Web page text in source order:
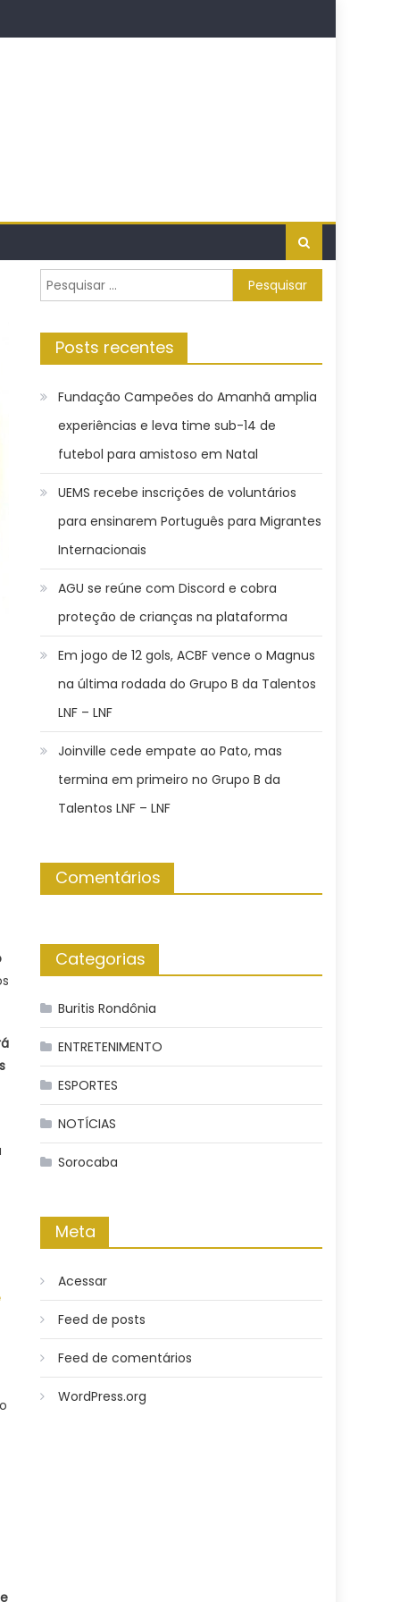
Pesquisar
por:
Posts recentes
Fundação Campeões do Amanhã amplia
experiências e leva time sub-14 de
futebol para amistoso em Natal
UEMS recebe inscrições de voluntários
para ensinarem Português para Migrantes
Internacionais
AGU se reúne com Discord e cobra
proteção de crianças na plataforma
Em jogo de 12 gols, ACBF vence o Magnus
na última rodada do Grupo B da Talentos
LNF – LNF
Joinville cede empate ao Pato, mas
termina em primeiro no Grupo B da
Talentos LNF – LNF
Comentários
Categorias
Buritis Rondônia
ENTRETENIMENTO
ESPORTES
NOTÍCIAS
Sorocaba
Meta
Acessar
Feed de posts
Feed de comentários
WordPress.org